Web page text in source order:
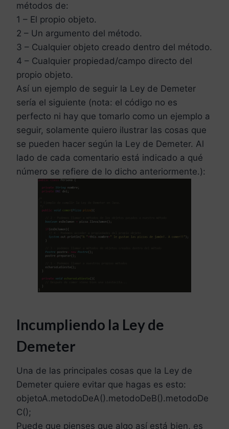
métodos de:
1 – El propio objeto.
2 – Un argumento del método.
3 – Cualquier objeto creado dentro del método.
4 – Cualquier propiedad/campo directo del
propio objeto.
Así un ejemplo de seguir la Ley de Demeter
sería el siguiente (nota: el código no es
perfecto ni hay que tomarlo como un ejemplo a
seguir, solamente quiero ilustrar las cosas que
se pueden hacer según la Ley de Demeter. Al
lado de cada comentario está indicado a qué
número se refiere de lo dicho anteriormente.):
Incumpliendo la Ley de
Demeter
Una de las principales cosas que la Ley de
Demeter quiere evitar que hagas es esto:
objetoA.metodoDeA().metodoDeB().metodoDe
C();
Puede que pienses que algo así está bien, es